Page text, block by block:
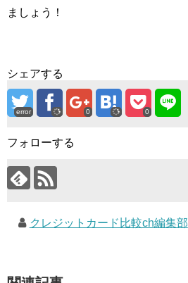
ましょう！
シェアする
error 0 0
フォローする
クレジットカード比較ch編集部